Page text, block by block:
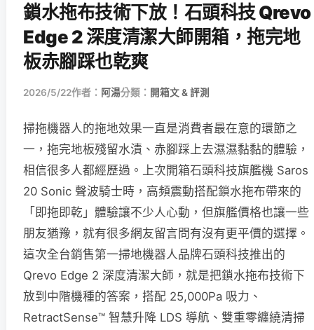
鎖水拖布技術下放！石頭科技 Qrevo
Edge 2 深度清潔大師開箱，拖完地
板赤腳踩也乾爽
2026/5/22作者： 阿湯分類： 開箱文 & 評測
掃拖機器人的拖地效果一直是消費者最在意的環節之
一，拖完地板殘留水漬、赤腳踩上去濕濕黏黏的體驗，
相信很多人都經歷過。上次開箱石頭科技旗艦機 Saros
20 Sonic 聲波騎士時，高頻震動搭配鎖水拖布帶來的
「即拖即乾」體驗讓不少人心動，但旗艦價格也讓一些
朋友猶豫，就有很多網友留言問有沒有更平價的選擇。
這次全台銷售第一掃地機器人品牌石頭科技推出的
Qrevo Edge 2 深度清潔大師，就是把鎖水拖布技術下
放到中階機種的答案，搭配 25,000Pa 吸力、
RetractSense™ 智慧升降 LDS 導航、雙重零纏繞清掃